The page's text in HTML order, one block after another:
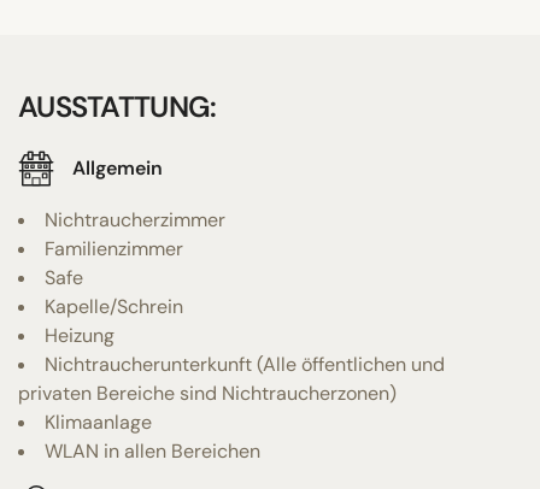
AUSSTATTUNG:
Allgemein
Nichtraucherzimmer
Familienzimmer
Safe
Kapelle/Schrein
Heizung
Nichtraucherunterkunft (Alle öffentlichen und
privaten Bereiche sind Nichtraucherzonen)
Klimaanlage
WLAN in allen Bereichen